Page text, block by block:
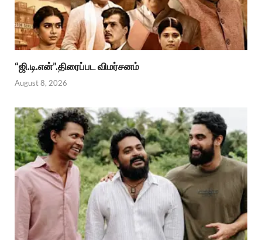
“ஜி.டி.என்”.திரைப்பட விமர்சனம்
August 8, 2026